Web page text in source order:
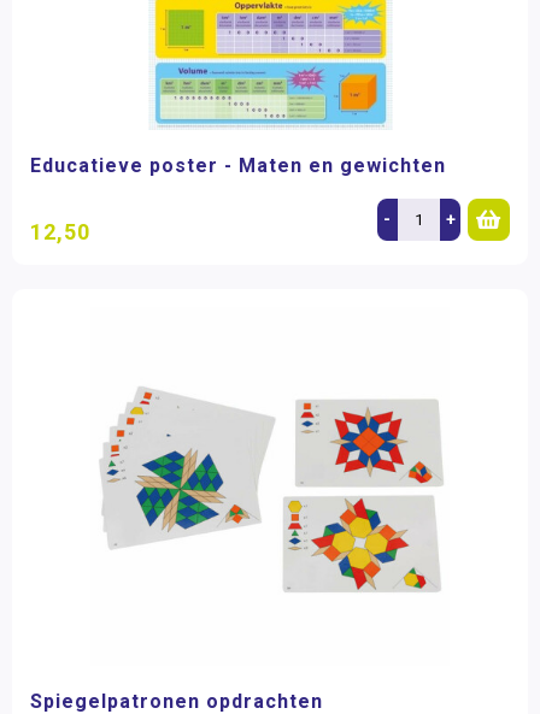
Educatieve poster - Maten en gewichten
12,50 - +
Spiegelpatronen opdrachten